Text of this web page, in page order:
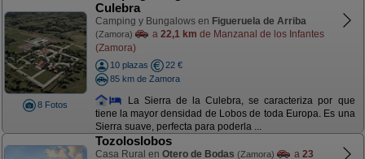
8 Fotos
Culebra
Camping y Bungalows en Figueruela de Arriba
(Zamora) a 22,1 km de Manzanal de los Infantes
(Zamora)
10 plazas
22 €
85 km de Zamora
La Sierra de la Culebra, se caracteriza por que
tiene la mayor densidad de Lobos de toda Europa. Es una
Sierra suave, perfecta para poderla ...
Tozoloslobos
Casa Rural en Otero de Bodas (Zamora) a 23